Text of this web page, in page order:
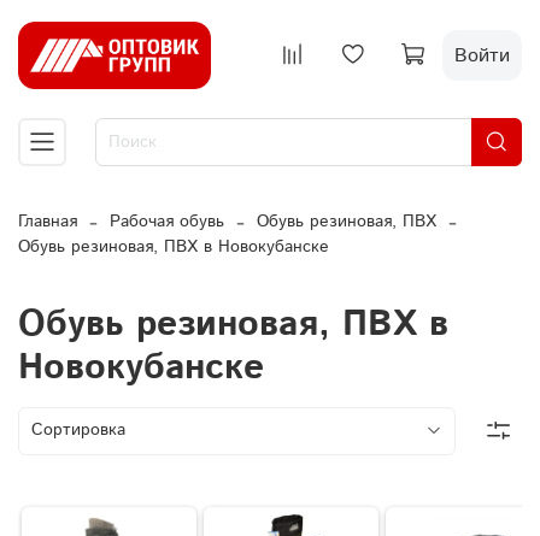
Войти
Главная Рабочая обувь
Обувь резиновая, ПВХ
Обувь резиновая, ПВХ в Новокубанске
Обувь резиновая, ПВХ в
Новокубанске